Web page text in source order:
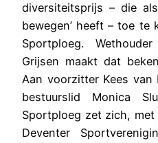
diversiteitsprijs – die
bewegen’ heeft – toe te
Sportploeg.
Grijsen maakt dat
Aan voorzitter Kees
bestuurslid Monica
Sportploeg zet zich,
Deventer